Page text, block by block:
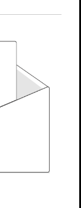
ein und
Barriere
Die
gefunden
an